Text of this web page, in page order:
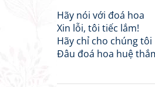
Hãy nói với đoá hoa
Xin lỗi, tôi tiếc lắm!
Hãy chỉ cho chúng tôi
Đâu đoá hoa huệ